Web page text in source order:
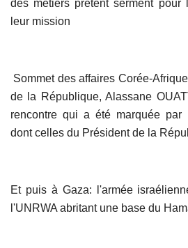
des métiers prêtent serment pour
leur mission
Sommet des affaires Corée-
de la République, Alassane
rencontre qui a été marquée par
dont celles du Président de la
Et puis à Gaza: l'armée
l'UNRWA abritant une base du